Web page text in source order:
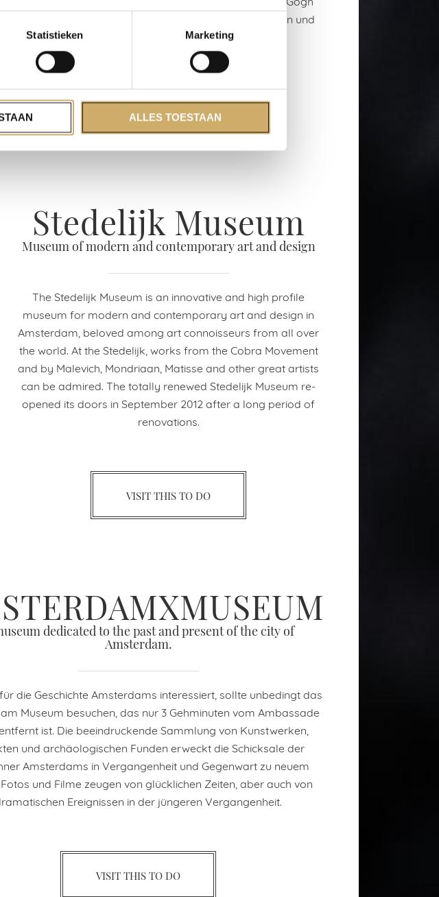
Statistieken Marketing
ALLES TOESTAAN
Museum bietet einen lebendigen Einblick in das Leben und
Wirken des Künstlers.
VISIT THIS TO DO
Stedelijk Museum
Museum of modern and contemporary art and design
The Stedelijk Museum is an innovative and high profile
museum for modern and contemporary art and design in
Amsterdam, beloved among art connoisseurs from all over
the world. At the Stedelijk, works from the Cobra Movement
and by Malevich, Mondriaan, Matisse and other great artists
can be admired. The totally renewed Stedelijk Museum re-
opened its doors in September 2012 after a long period of
renovations.
VISIT THIS TO DO
dedicated to the past and present of the city of
Amsterdam.
die Geschichte Amsterdams interessiert, sollte unbedingt das
Museum besuchen, das nur 3 Gehminuten vom Ambassade
ist. Die beeindruckende Sammlung von Kunstwerken,
und archäologischen Funden erweckt die Schicksale der
Amsterdams in Vergangenheit und Gegenwart zu neuem
und Filme zeugen von glücklichen Zeiten, aber auch von
Ereignissen in der jüngeren Vergangenheit.
VISIT THIS TO DO